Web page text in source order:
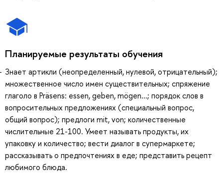
Планируемые результаты обучения
Знает артикли (неопределенный, нулевой, отрицательный);
множественное число имен существительных; спряжение
глаголо в Präsens: essen, geben, mögen...; порядок слов в
вопросительных предложениях (специальный вопрос,
общий вопрос); предлоги mit, von; количественные
числительные 21-100. Умеет называть продукты, их
упаковку и количество; вести диалог в супермаркете;
рассказывать о предпочтениях в еде; представить рецепт
любимого блюда.